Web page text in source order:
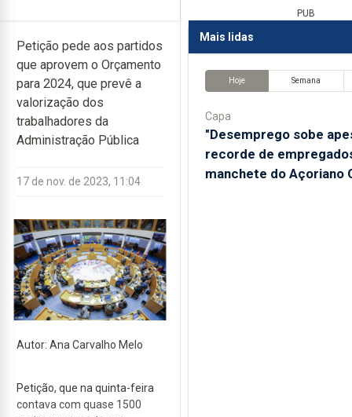
Petição pede aos partidos
que aprovem o Orçamento
para 2024, que prevê a
valorização dos
trabalhadores da
Administração Pública
17 de nov. de 2023, 11:04
Autor: Ana Carvalho Melo
Petição, que na quinta-feira
contava com quase 1500
PUB
Mais lidas
Hoje Semana
Capa
"Desemprego sobe
recorde de
manchete do Açoriano